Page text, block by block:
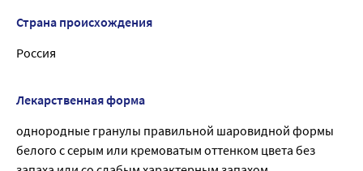
Страна происхождения
Россия
Лекарственная форма
однородные гранулы правильной шаровидной формы
белого с серым или кремоватым оттенком цвета без